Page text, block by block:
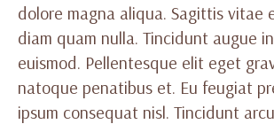
dolore magna aliqua. Sagittis vitae
diam quam nulla. Tincidunt augue
euismod. Pellentesque elit eget
natoque penatibus et. Eu feugiat
ipsum consequat nisl. Tincidunt